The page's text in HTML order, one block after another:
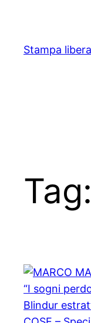
content
Stampa
Tag: